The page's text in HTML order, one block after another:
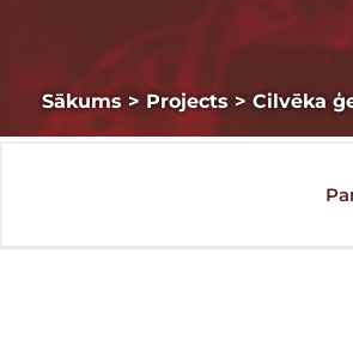
Sākums >Projects > Cilvēka